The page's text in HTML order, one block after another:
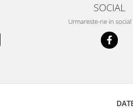
SOCIAL
Urmareste-ne in